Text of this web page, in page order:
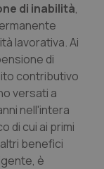
di inabilità,
lavorativa. Ai
di
contributivo
versati a
nell'intera
di cui ai primi
benefìci
è